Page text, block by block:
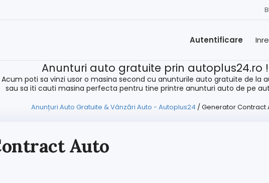
Autentificare
Anunturi auto gratuite prin autoplus24.ro !
Acum poti sa vinzi usor o masina second cu anunturile auto gratuite de la
sau sa iti cauti masina perfecta pentru tine printre anunturi auto de pe
Anunțuri Auto Gratuite & Vânzări Auto - Autoplus24 /Generator Contract
Auto